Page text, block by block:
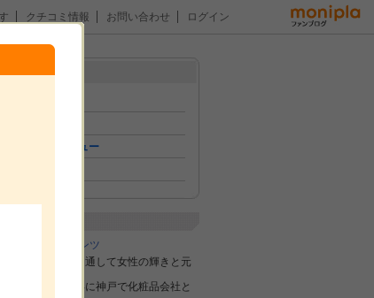
クチコミ情報 お問い合わせ ログイン
皮…
メニュー
おためしレビュー
株式会社Jコンテンツ
私たちは化粧品を通して女性の輝きと元
をテーマに2011年に神戸で化粧品会社と